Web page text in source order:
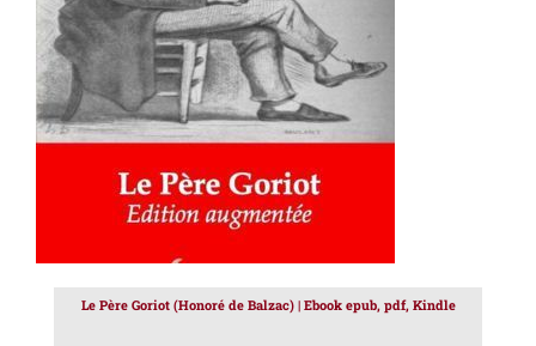
AJOUTER AU PANIER / DÉTAILS
Le Père Goriot (Honoré de Balzac) | Ebook epub, pdf, Kindle